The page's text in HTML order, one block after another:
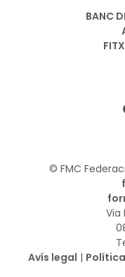
BANC
© FMC
Via
Avís legal |